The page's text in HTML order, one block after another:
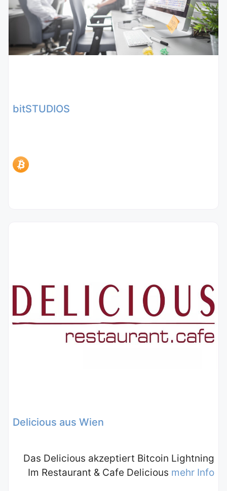
bitSTUDIOS
Delicious aus Wien
Das Delicious akzeptiert Bitcoin Lightning
Im Restaurant & Cafe Delicious mehr Info